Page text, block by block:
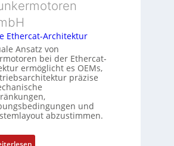
g
u
u
n
d
Z
u
s
t
y
s
o
r
g
t
f
ü
m
Ethercat-Architektur
Ansatz von
bei der Ethercat-
ermöglicht es OEMs,
präzise
und
abzustimmen.
: